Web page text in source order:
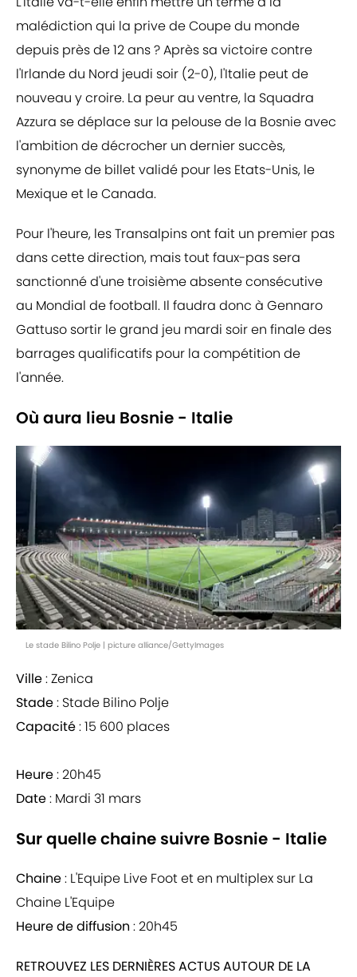
malédiction qui la prive de Coupe du monde
depuis près de 12 ans ? Après sa victoire contre
l'Irlande du Nord jeudi soir (2-0), l'Italie peut de
nouveau y croire. La peur au ventre, la Squadra
Azzura se déplace sur la pelouse de la Bosnie avec
l'ambition de décrocher un dernier succès,
synonyme de billet validé pour les Etats-Unis, le
Mexique et le Canada.
Pour l'heure, les Transalpins ont fait un premier pas
dans cette direction, mais tout faux-pas sera
sanctionné d'une troisième absente consécutive
au Mondial de football. Il faudra donc à Gennaro
Gattuso sortir le grand jeu mardi soir en finale des
barrages qualificatifs pour la compétition de
l'année.
Où aura lieu Bosnie - Italie
Le stade Bilino Polje | picture alliance/GettyImages
Ville: Zenica
Stade: Stade Bilino Polje
Capacité: 15 600 places
Heure: 20h45
Date: Mardi 31 mars
Sur quelle chaine suivre Bosnie - Italie
Chaine: L'Equipe Live Foot et en multiplex sur La
Chaine L'Equipe
Heure de diffusion : 20h45
RETROUVEZ LES DERNIÈRES ACTUS AUTOUR DE LA